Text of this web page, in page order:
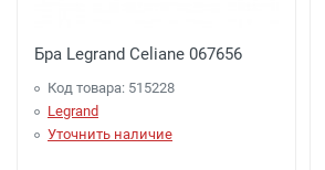
Бра Legrand Celiane 067656
Код товара: 515228
Legrand
Уточнить наличие